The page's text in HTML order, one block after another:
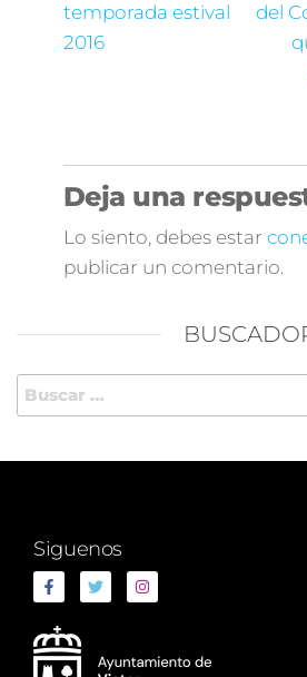
temporada estival
2016
del
Deja una
Lo siento, debes estar
publicar un comentario.
Siguenos